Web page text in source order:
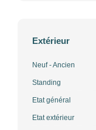
Extérieur
Neuf - Ancien
Standing
Etat général
Etat extérieur